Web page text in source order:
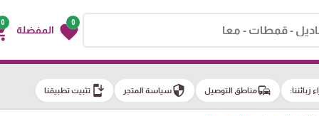
0
favorite المفضلة
0
زبائننا: commuteمناطق التوصيل securityسياسة المتجر install_mobileتثبيت تطبيقنا